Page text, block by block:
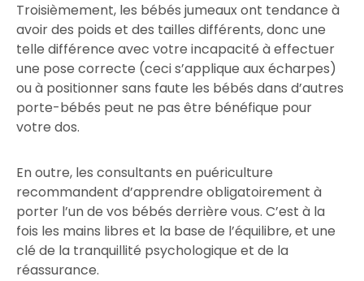
Troisièmement, les bébés jumeaux ont tendance à
avoir des poids et des tailles différents, donc une
telle différence avec votre incapacité à effectuer
une pose correcte (ceci s’applique aux écharpes)
ou à positionner sans faute les bébés dans d’autres
porte-bébés peut ne pas être bénéfique pour
votre dos.
En outre, les consultants en puériculture
recommandent d’apprendre obligatoirement à
porter l’un de vos bébés derrière vous. C’est à la
fois les mains libres et la base de l’équilibre, et une
clé de la tranquillité psychologique et de la
réassurance.